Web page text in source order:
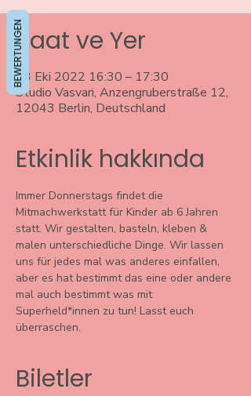
Saat ve Yer
13 Eki 2022 16:30 – 17:30
Studio Vasvari, Anzengruberstraße 12,
12043 Berlin, Deutschland
Etkinlik hakkında
Immer Donnerstags findet die
Mitmachwerkstatt für Kinder ab 6 Jahren
statt. Wir gestalten, basteln, kleben &
malen unterschiedliche Dinge. Wir lassen
uns für jedes mal was anderes einfallen,
aber es hat bestimmt das eine oder andere
mal auch bestimmt was mit
Superheld*innen zu tun! Lasst euch
überraschen.
Biletler
BEWERTUNGEN